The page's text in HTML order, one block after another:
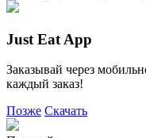
Just Eat App
Заказывай через
каждый заказ!
Позже Скачать